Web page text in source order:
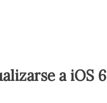
a iOS 6